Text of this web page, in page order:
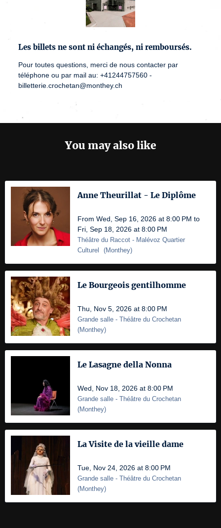
Les billets ne sont ni échangés, ni remboursés.
Pour toutes questions, merci de nous contacter par
téléphone ou par mail au: +41244757560 -
billetterie.crochetan@monthey.ch
You may also like
Anne Theurillat - Le Diplôme
From Wed, Sep 16, 2026 at 8:00 PM to
Fri, Sep 18, 2026 at 8:00 PM
Théâtre du Raccot - Malévoz Quartier
Culturel
(Monthey)
Le Bourgeois gentilhomme
Thu, Nov 5, 2026 at 8:00 PM
Grande salle - Théâtre du Crochetan
(Monthey)
Le Lasagne della Nonna
Wed, Nov 18, 2026 at 8:00 PM
Grande salle - Théâtre du Crochetan
(Monthey)
La Visite de la vieille dame
Tue, Nov 24, 2026 at 8:00 PM
Grande salle - Théâtre du Crochetan
(Monthey)